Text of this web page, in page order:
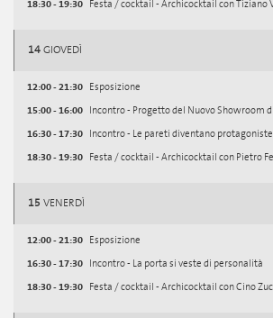
18:30 - 19:30 Festa / cocktail - Archicocktail con Tiziano
14 GIOVEDÌ
12:00 - 21:30 Esposizione
15:00 - 16:00 Incontro - Progetto del Nuovo Showroom
16:30 - 17:30 Incontro - Le pareti diventano
18:30 - 19:30 Festa / cocktail - Archicocktail con Pietro
15 VENERDÌ
12:00 - 21:30 Esposizione
16:30 - 17:30 Incontro - La porta si veste di personalità
18:30 - 19:30 Festa / cocktail - Archicocktail con Cino